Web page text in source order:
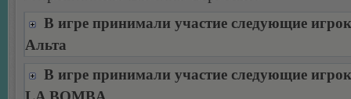
В игре принимали участие следующие
Альта
В игре принимали участие следующие